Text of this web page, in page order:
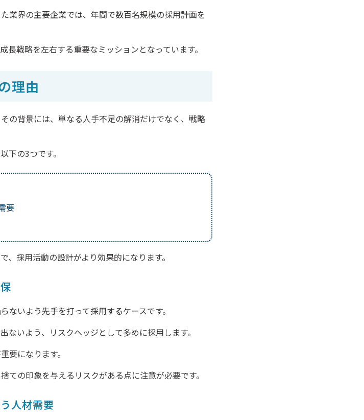
業界の主要企業では、年間で数百名規模の採用計画を
戦略を左右する重要なミッションとなっています。
理由
の背景には、単なる人手不足の解消だけでなく、戦略
下の3つです。
要
採用活動の設計がより効果的になります。
いよう先手を打って採用するケースです。
いよう、リスクヘッジとして多めに採用します。
要になります。
ての印象を与えるリスクがある点に注意が必要です。
人材需要